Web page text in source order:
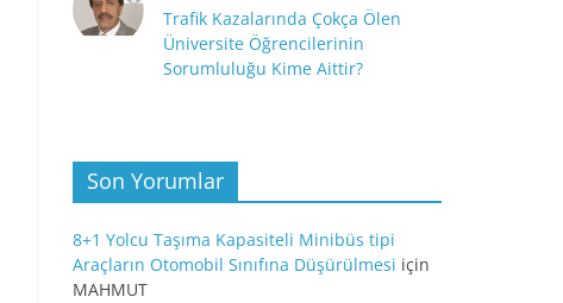
Trafik Kazalarında Çokça Ölen
Üniversite Öğrencilerinin
Sorumluluğu Kime Aittir?
Son Yorumlar
8+1 Yolcu Taşıma Kapasiteli Minibüs tipi
Araçların Otomobil Sınıfına Düşürülmesi için
MAHMUT